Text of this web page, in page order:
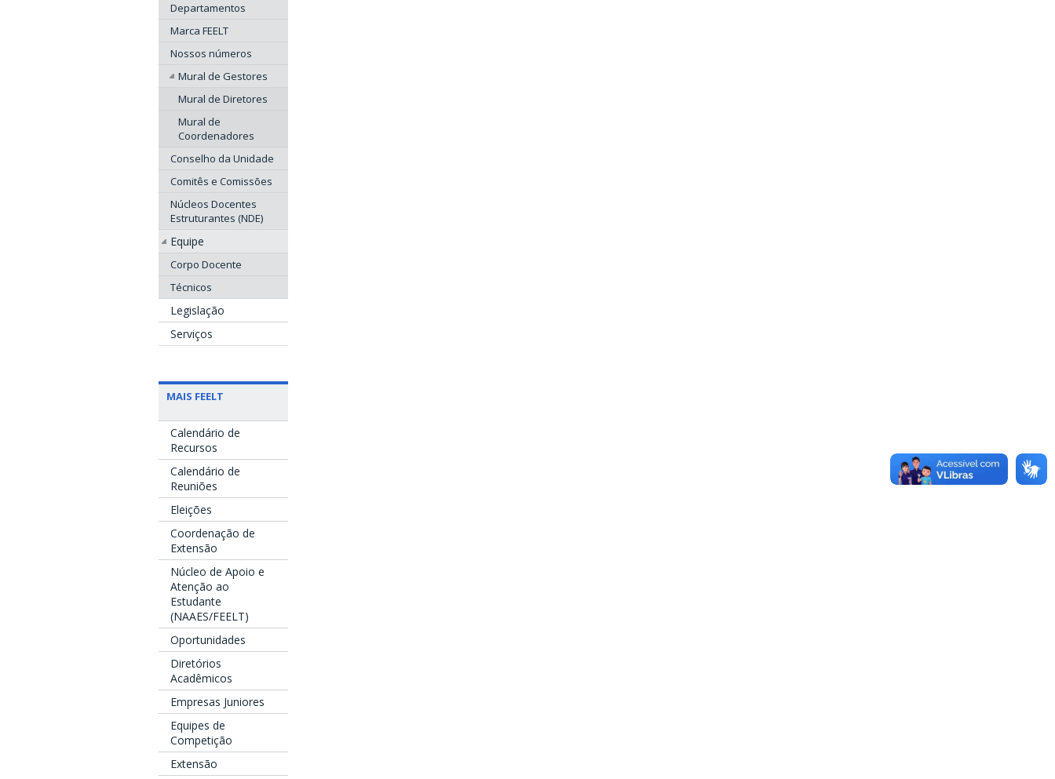
Departamentos
Marca FEELT
Nossos números
Mural de Gestores
Mural de Diretores
Mural de
Coordenadores
Conselho da Unidade
Comitês e Comissões
Núcleos Docentes
Estruturantes (NDE)
Equipe
Corpo Docente
Técnicos
Legislação
Serviços
MAIS FEELT
Calendário de
Recursos
Calendário de
Reuniões
Eleições
Coordenação de
Extensão
Núcleo de Apoio e
Atenção ao
Estudante
(NAAES/FEELT)
Oportunidades
Diretórios
Acadêmicos
Empresas Juniores
Equipes de
Competição
Extensão